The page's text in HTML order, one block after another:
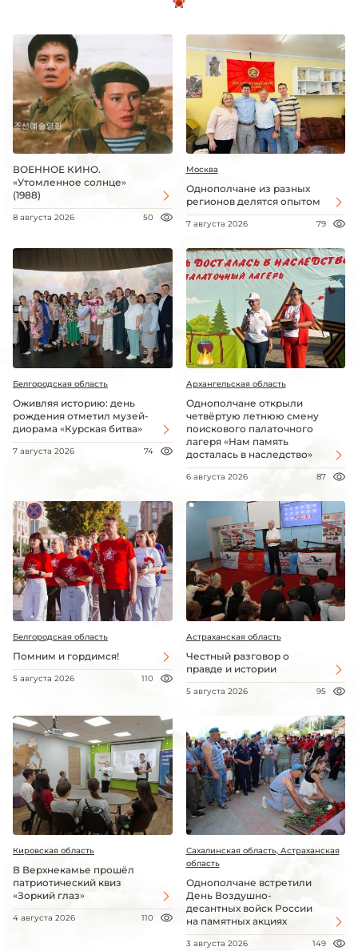
ВОЕННОЕ КИНО.
«Утомленное солнце»
(1988)
8 августа 2026 50
Москва
Однополчане из разных
регионов делятся опытом
7 августа 2026 79
Белгородская область
Оживляя историю: день
рождения отметил музей-
диорама «Курская битва»
7 августа 2026 74
Архангельская область
Однополчане открыли
четвёртую летнюю смену
поискового палаточного
лагеря «Нам память
досталась в наследство»
6 августа 2026 87
Белгородская область
Помним и гордимся!
5 августа 2026 110
Астраханская область
Честный разговор о
правде и истории
5 августа 2026 95
Кировская область
В Верхнекамье прошёл
патриотический квиз
«Зоркий глаз»
4 августа 2026 110
Сахалинская область, Астраханская
область
Однополчане встретили
День Воздушно-
десантных войск России
на памятных акциях
3 августа 2026 149